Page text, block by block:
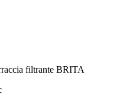
filtrante BRITA